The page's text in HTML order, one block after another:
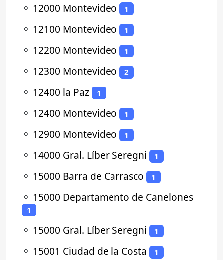
⚬ 12000 Montevideo 1
⚬ 12100 Montevideo 1
⚬ 12200 Montevideo 1
⚬ 12300 Montevideo 2
⚬ 12400 la Paz 1
⚬ 12400 Montevideo 1
⚬ 12900 Montevideo 1
⚬ 14000 Gral. Líber Seregni 1
⚬ 15000 Barra de Carrasco 1
⚬ 15000 Departamento de Canelones
1
⚬ 15000 Gral. Líber Seregni 1
⚬ 15001 Ciudad de la Costa 1